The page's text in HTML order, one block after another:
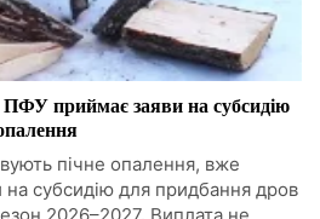
приймає заяви на субсидію
пічне опалення, вже
субсидію для придбання дров
2026–2027. Виплата не